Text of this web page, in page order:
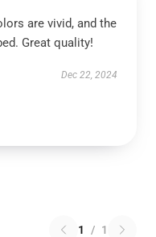
are vivid, and the
Great quality!
Dec 22, 2024
1 / 1